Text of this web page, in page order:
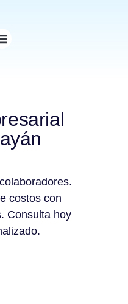
costos con
Consulta hoy